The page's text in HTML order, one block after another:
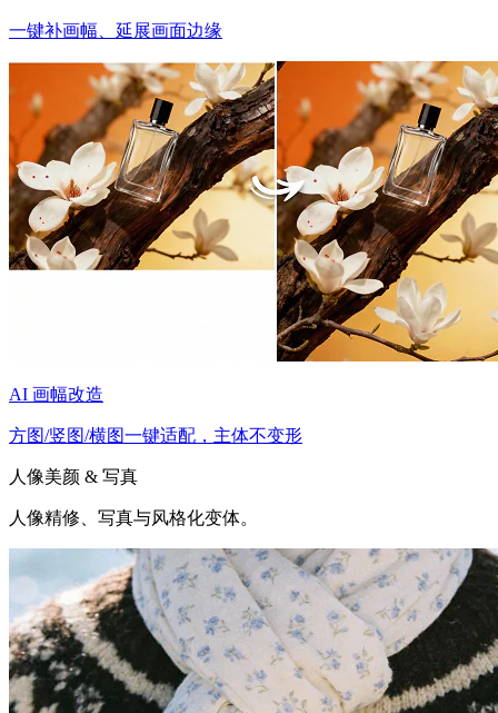
一键补画幅、延展画面边缘
AI 画幅改造
方图/竖图/横图一键适配，主体不变形
人像美颜 & 写真
人像精修、写真与风格化变体。